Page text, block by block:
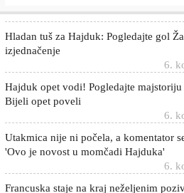
Hladan tuš za Hajduk: Pogledajte gol
6.
Hajduk opet vodi! Pogledajte
6.
Utakmica nije ni počela, a komentator
6.
Francuska staje na kraj neželjenim